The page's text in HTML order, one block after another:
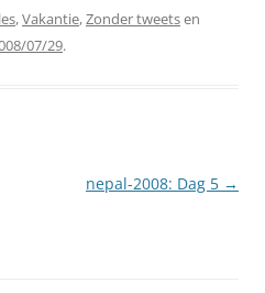
,Vakantie,Zonder tweetsen
07/29.
nepal-2008: Dag 5 →